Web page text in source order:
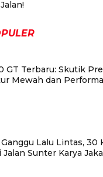
GT Terbaru: Skutik
Mewah dan
Lalu Lintas, 30
Sunter Karya